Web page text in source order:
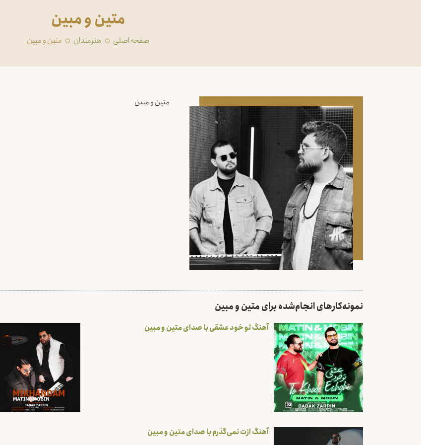
متین و مبین
صفحه اصلی ‏هنرمندان متین و مبین
متین و مبین
نمونه‌کارهای انجام‌شده برای متین و مبین
آهنگ تو خود عشقی با صدای متین و مبین
آهنگ ازت نمی‌گذرم با صدای متین و مبین